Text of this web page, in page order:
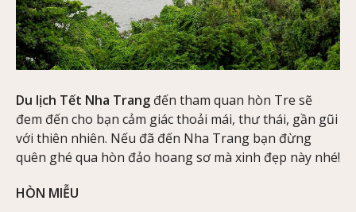
Du lịch Tết Nha Trang đến tham quan hòn Tre sẽ
đem đến cho bạn cảm giác thoải mái, thư thái, gần gũi
với thiên nhiên. Nếu đã đến Nha Trang bạn đừng
quên ghé qua hòn đảo hoang sơ mà xinh đẹp này nhé!
HÒN MIỄU